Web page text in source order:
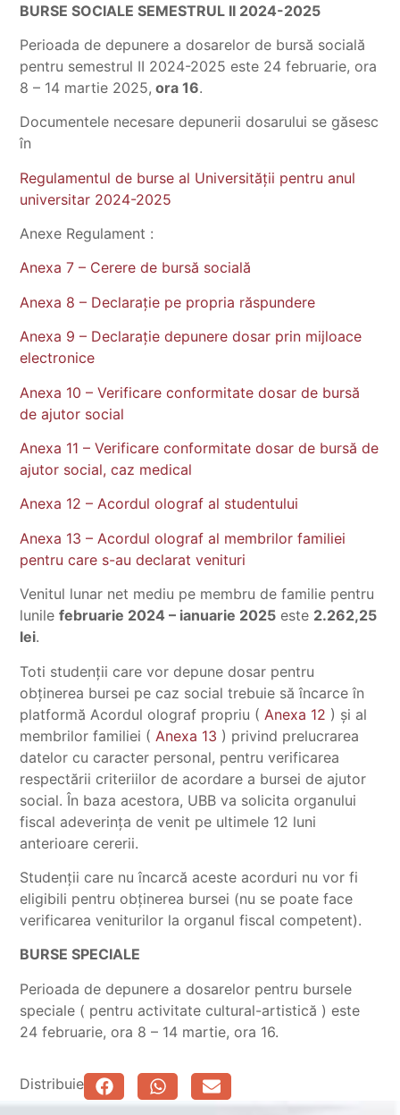
BURSE SOCIALE SEMESTRUL II 2024-2025
Perioada de depunere a dosarelor de bursă socială
pentru semestrul II 2024-2025 este 24 februarie, ora
8 – 14 martie 2025, ora 16.
Documentele necesare depunerii dosarului se găsesc
în
Regulamentul de burse al Universității pentru anul
universitar 2024-2025
Anexe Regulament :
Anexa 7 – Cerere de bursă socială
Anexa 8 – Declarație pe propria răspundere
Anexa 9 – Declarație depunere dosar prin mijloace
electronice
Anexa 10 – Verificare conformitate dosar de bursă
de ajutor social
Anexa 11 – Verificare conformitate dosar de bursă de
ajutor social, caz medical
Anexa 12 – Acordul olograf al studentului
Anexa 13 – Acordul olograf al membrilor familiei
pentru care s-au declarat venituri
Venitul lunar net mediu pe membru de familie pentru
lunilefebruarie 2024 – ianuarie 2025 este 2.262,25
lei.
Toti studenții care vor depune dosar pentru
obținerea bursei pe caz social trebuie să încarce în
platformă Acordul olograf propriu ( Anexa 12 ) și al
membrilor familiei ( Anexa 13 ) privind prelucrarea
datelor cu caracter personal, pentru verificarea
respectării criteriilor de acordare a bursei de ajutor
social. În baza acestora, UBB va solicita organului
fiscal adeverința de venit pe ultimele 12 luni
anterioare cererii.
Studenții care nu încarcă aceste acorduri nu vor fi
eligibili pentru obținerea bursei (nu se poate face
verificarea veniturilor la organul fiscal competent).
BURSE SPECIALE
Perioada de depunere a dosarelor pentru bursele
speciale ( pentru activitate cultural-artistică ) este
24 februarie, ora 8 – 14 martie, ora 16.
Distribuie